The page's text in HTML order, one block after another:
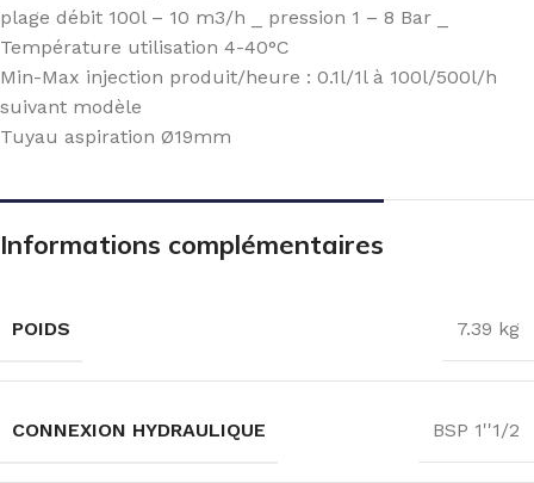
plage débit 100l – 10 m3/h _ pression 1 – 8 Bar _
Température utilisation 4-40°C
Min-Max injection produit/heure : 0.1l/1l à 100l/500l/h
suivant modèle
Tuyau aspiration Ø19mm
Informations complémentaires
POIDS 7.39 kg
CONNEXION HYDRAULIQUE BSP 1''1/2